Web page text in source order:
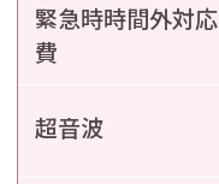
緊急時時間外対応
費
超音波